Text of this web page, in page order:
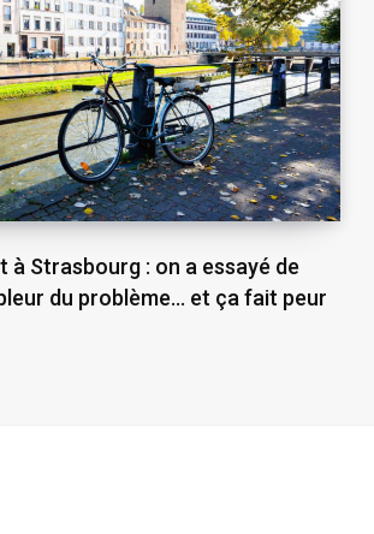
à Strasbourg : on a essayé de
du problème… et ça fait peur